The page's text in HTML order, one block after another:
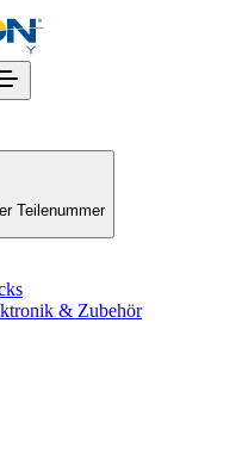
Teilenummer
& Zubehör